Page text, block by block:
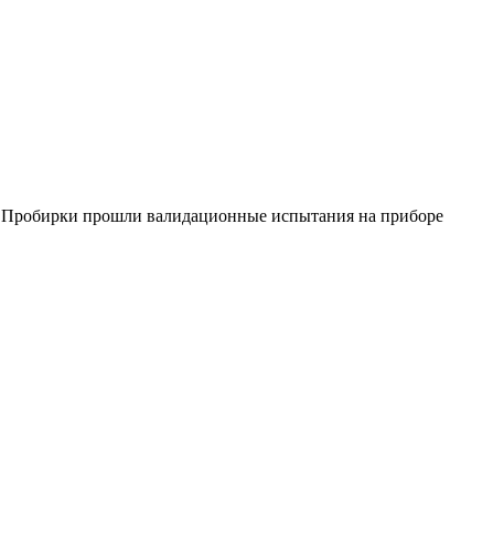
прошли валидационные испытания на приборе